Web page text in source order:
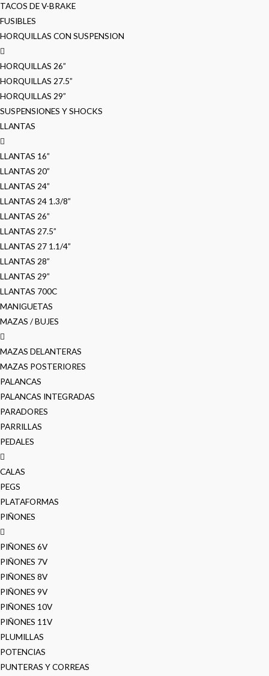
TACOS DE V-BRAKE
FUSIBLES
HORQUILLAS CON SUSPENSION
HORQUILLAS 26”
HORQUILLAS 27.5”
HORQUILLAS 29”
SUSPENSIONES Y SHOCKS
LLANTAS
LLANTAS 16”
LLANTAS 20”
LLANTAS 24”
LLANTAS 24 1.3/8”
LLANTAS 26”
LLANTAS 27.5”
LLANTAS 27 1.1/4”
LLANTAS 28”
LLANTAS 29”
LLANTAS 700C
MANIGUETAS
MAZAS / BUJES
MAZAS DELANTERAS
MAZAS POSTERIORES
PALANCAS
PALANCAS INTEGRADAS
PARADORES
PARRILLAS
PEDALES
CALAS
PEGS
PLATAFORMAS
PIÑONES
PIÑONES 6V
PIÑONES 7V
PIÑONES 8V
PIÑONES 9V
PIÑONES 10V
PIÑONES 11V
PLUMILLAS
POTENCIAS
PUNTERAS Y CORREAS